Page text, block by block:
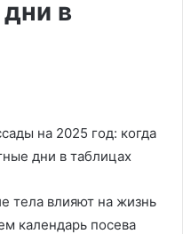
в
тела влияют на жизнь
календарь посева